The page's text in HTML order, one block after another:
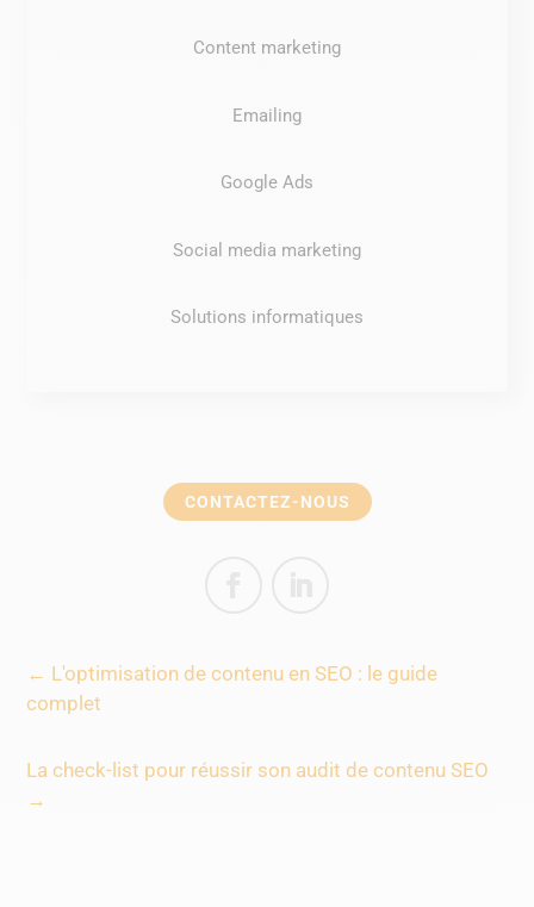
Content marketing
Emailing
Google Ads
Social media marketing
Solutions informatiques
CONTACTEZ-NOUS
← L'optimisation de contenu en SEO : le guide
complet
La check-list pour réussir son audit de contenu SEO
→